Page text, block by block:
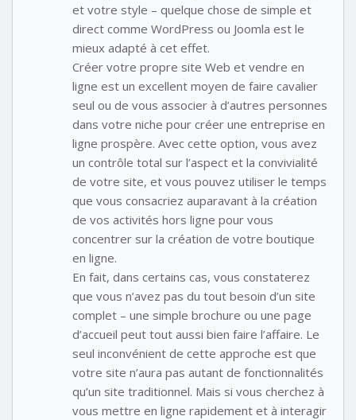
et votre style – quelque chose de simple et
direct comme WordPress ou Joomla est le
mieux adapté à cet effet.
Créer votre propre site Web et vendre en
ligne est un excellent moyen de faire cavalier
seul ou de vous associer à d’autres personnes
dans votre niche pour créer une entreprise en
ligne prospère. Avec cette option, vous avez
un contrôle total sur l’aspect et la convivialité
de votre site, et vous pouvez utiliser le temps
que vous consacriez auparavant à la création
de vos activités hors ligne pour vous
concentrer sur la création de votre boutique
en ligne.
En fait, dans certains cas, vous constaterez
que vous n’avez pas du tout besoin d’un site
complet – une simple brochure ou une page
d’accueil peut tout aussi bien faire l’affaire. Le
seul inconvénient de cette approche est que
votre site n’aura pas autant de fonctionnalités
qu’un site traditionnel. Mais si vous cherchez à
vous mettre en ligne rapidement et à interagir